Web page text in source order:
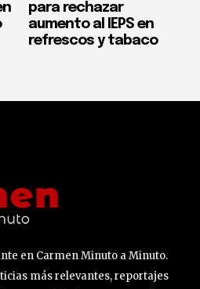
para rechazar
aumento al IEPS en
refrescos y tabaco
en Carmen Minuto a Minuto.
más relevantes, reportajes